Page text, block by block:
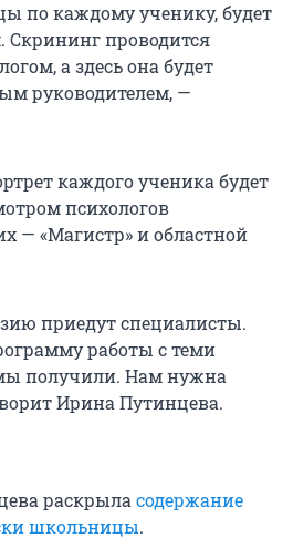
по каждому ученику, будет
Скрининг проводится
а здесь она будет
руководителем, —
каждого ученика будет
психологов
— «Магистр» и областной
приедут специалисты.
работы с теми
получили. Нам нужна
Ирина Путинцева.
раскрыла содержание
школьницы.